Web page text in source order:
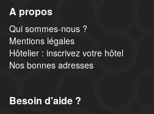
A propos
Qui sommes-nous ?
Mentions légales
Hôtelier : inscrivez votre hôtel
Nos bonnes adresses
Besoin d'aide ?